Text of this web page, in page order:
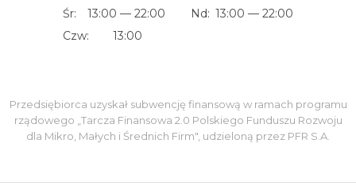
Śr:
13:00 — 22:00
Czw:
13:00
Nd: 13:00 — 22:00
Przedsiębiorca uzyskał subwencję finansową w ramach programu
rządowego „Tarcza Finansowa 2.0 Polskiego Funduszu Rozwoju
dla Mikro, Małych i Średnich Firm", udzieloną przez PFR S.A.